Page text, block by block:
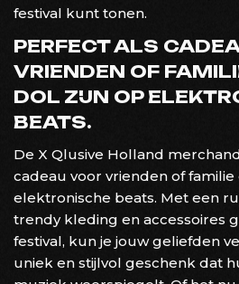
festival kunt tonen.
PERFECT ALS
VRIENDEN OF
DOL ZIJN OP
BEATS.
De X Qlusive Holland
cadeau voor vrienden of
elektronische beats. Met een
trendy kleding en accessoires
festival, kun je jouw geliefden
uniek en stijlvol geschenk dat